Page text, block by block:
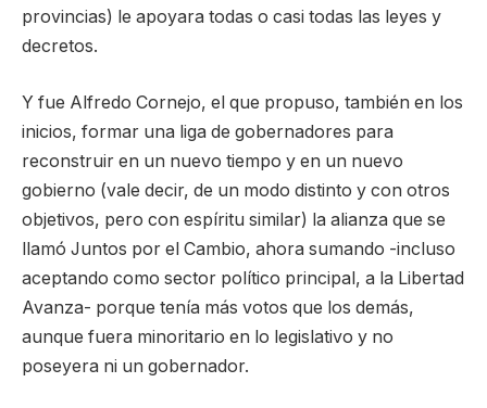
provincias) le apoyara todas o casi todas las leyes y
decretos.
Y fue Alfredo Cornejo, el que propuso, también en los
inicios, formar una liga de gobernadores para
reconstruir en un nuevo tiempo y en un nuevo
gobierno (vale decir, de un modo distinto y con otros
objetivos, pero con espíritu similar) la alianza que se
llamó Juntos por el Cambio, ahora sumando -incluso
aceptando como sector político principal, a la Libertad
Avanza- porque tenía más votos que los demás,
aunque fuera minoritario en lo legislativo y no
poseyera ni un gobernador.